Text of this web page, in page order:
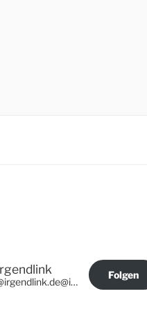
@irgendlink.de@irgendlink.de
Folgen